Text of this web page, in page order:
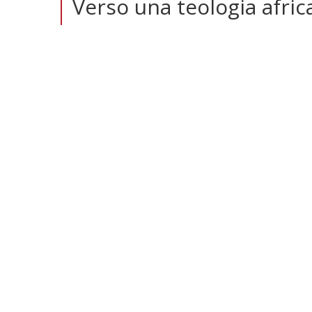
Verso una teologia